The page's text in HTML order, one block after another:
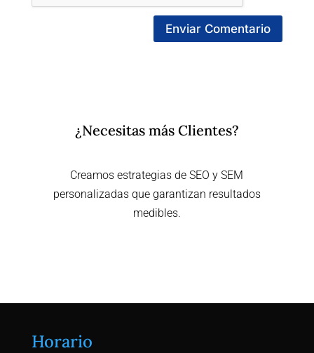
¿Necesitas más Clientes?
Creamos estrategias de SEO y SEM
personalizadas que garantizan resultados
medibles.
Horario